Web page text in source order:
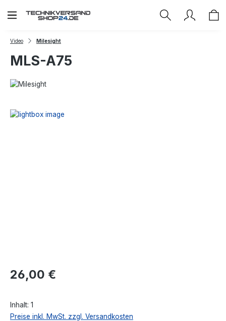
Zum Hauptinhalt springen
Video Milesight
MLS-A75
Regulärer Preis:
26,00 €
Inhalt: 1
Preise inkl. MwSt. zzgl. Versandkosten